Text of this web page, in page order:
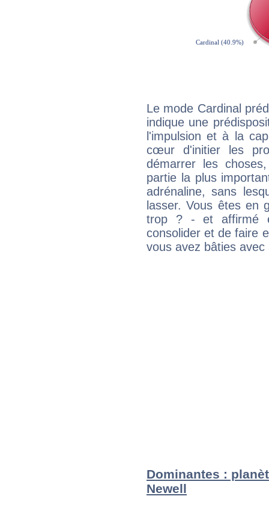
Le mode Cardinal
indique une
l'impulsion et à la
cœur d'initier les
démarrer les
partie la plus
adrénaline, sans
lasser. Vous êtes en
trop ? - et affirmé
consolider et de faire
vous avez bâties avec
Dominantes :
Newell